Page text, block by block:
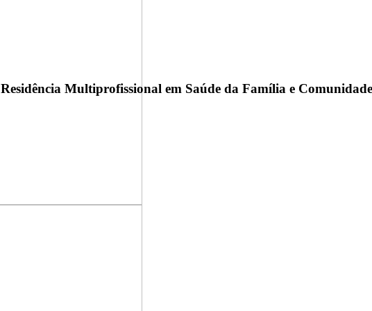
Residência Multiprofissional em Saúde da Família e Comunidade